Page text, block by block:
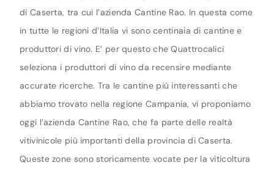
di Caserta, tra cui l’azienda Cantine Rao. In questa come
in tutte le regioni d’Italia vi sono centinaia di cantine e
produttori di vino. E’ per questo che Quattrocalici
seleziona i produttori di vino da recensire mediante
accurate ricerche. Tra le cantine più interessanti che
abbiamo trovato nella regione Campania, vi proponiamo
oggi l’azienda Cantine Rao, che fa parte delle realtà
vitivinicole più importanti della provincia di Caserta.
Queste zone sono storicamente vocate per la viticoltura